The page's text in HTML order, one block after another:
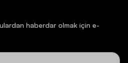
haberdar olmak için e-